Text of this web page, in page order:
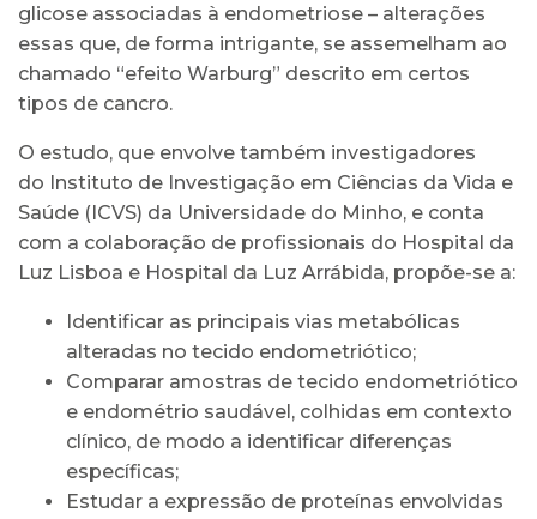
glicose associadas à endometriose – alterações
essas que, de forma intrigante, se assemelham ao
chamado “efeito Warburg” descrito em certos
tipos de cancro.
O estudo, que envolve também investigadores
do Instituto de Investigação em Ciências da Vida e
Saúde (ICVS) da Universidade do Minho, e conta
com a colaboração de profissionais do Hospital da
Luz Lisboa e Hospital da Luz Arrábida, propõe-se a:
Identificar as principais vias metabólicas
alteradas no tecido endometriótico;
Comparar amostras de tecido endometriótico
e endométrio saudável, colhidas em contexto
clínico, de modo a identificar diferenças
específicas;
Estudar a expressão de proteínas envolvidas